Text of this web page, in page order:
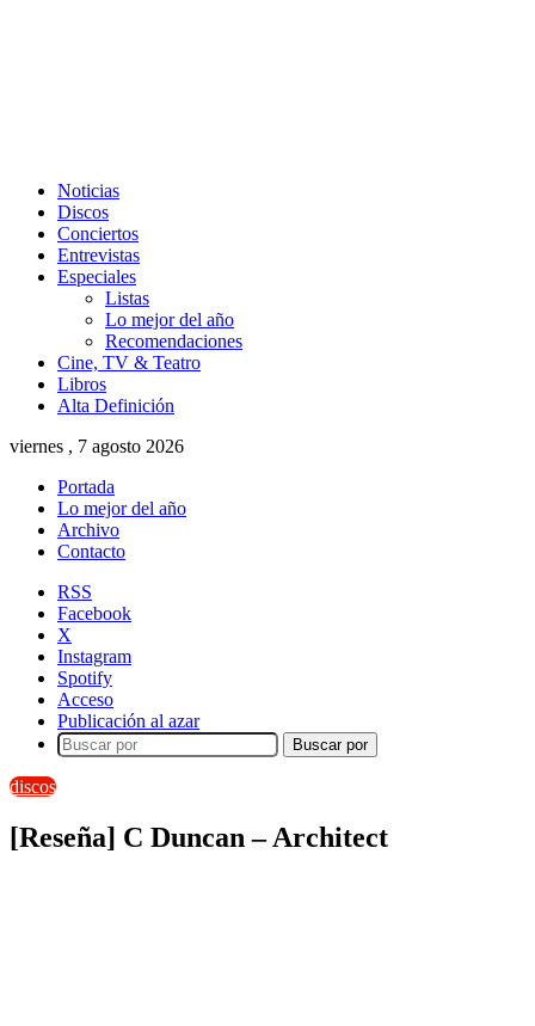
Noticias
Discos
Conciertos
Entrevistas
Especiales
Listas
Lo mejor del año
Recomendaciones
Cine, TV & Teatro
Libros
Alta Definición
viernes , 7 agosto 2026
Portada
Lo mejor del año
Archivo
Contacto
RSS
Facebook
X
Instagram
Spotify
Acceso
Publicación al azar
Buscar por
discos
[Reseña] C Duncan – Architect